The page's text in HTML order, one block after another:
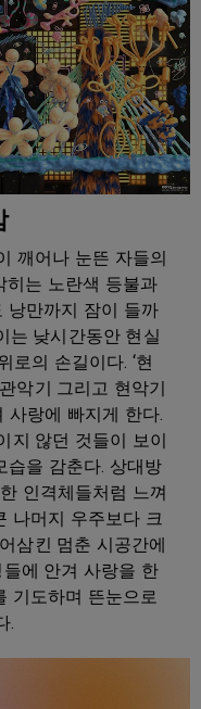
깨어나 눈뜬 자들의
히는 노란색 등불과
낭만까지 잠이 들까
는 낮시간동안 현실
로의 손길이다. ‘현
악기 그리고 현악기
사랑에 빠지게 한다.
지 않던 것들이 보이
습을 감춘다. 상대방
인격체들처럼 느껴
나머지 우주보다 크
삼킨 멈춘 시공간에
에 안겨 사랑을 한
기도하며 뜬눈으로
.